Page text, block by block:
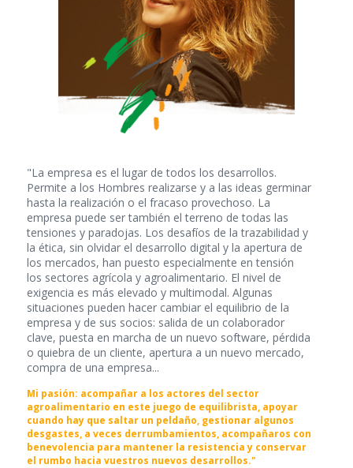
"La empresa es el lugar de todos los desarrollos.
Permite a los Hombres realizarse y a las ideas germinar
hasta la realización o el fracaso provechoso. La
empresa puede ser también el terreno de todas las
tensiones y paradojas. Los desafíos de la trazabilidad y
la ética, sin olvidar el desarrollo digital y la apertura de
los mercados, han puesto especialmente en tensión
los sectores agrícola y agroalimentario. El nivel de
exigencia es más elevado y multimodal. Algunas
situaciones pueden hacer cambiar el equilibrio de la
empresa y de sus socios: salida de un colaborador
clave, puesta en marcha de un nuevo software, pérdida
o quiebra de un cliente, apertura a un nuevo mercado,
compra de una empresa...
Mi pasión: acompañar a los actores del sector
agroalimentario en este juego de equilibrista, apoyar
cuando hay que saltar un peldaño, gestionar algunos
desgastes, a veces derrumbamientos, acompañaros con
benevolencia para mantener la resistencia y conservar
el rumbo hacia vuestros nuevos desarrollos."